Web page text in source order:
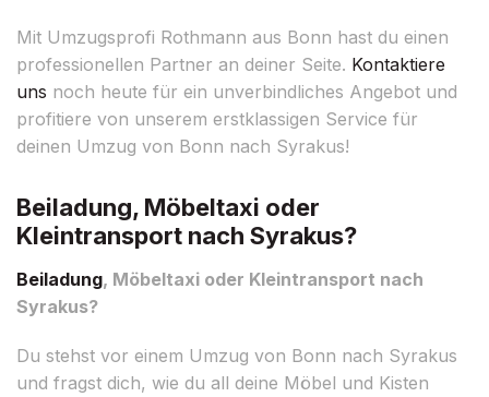
Mit Umzugsprofi Rothmann aus Bonn hast du einen
professionellen Partner an deiner Seite. Kontaktiere
uns noch heute für ein unverbindliches Angebot und
profitiere von unserem erstklassigen Service für
deinen Umzug von Bonn nach Syrakus!
Beiladung, Möbeltaxi oder
Kleintransport nach Syrakus?
Beiladung, Möbeltaxi oder Kleintransport nach
Syrakus?
Du stehst vor einem Umzug von Bonn nach Syrakus
und fragst dich, wie du all deine Möbel und Kisten